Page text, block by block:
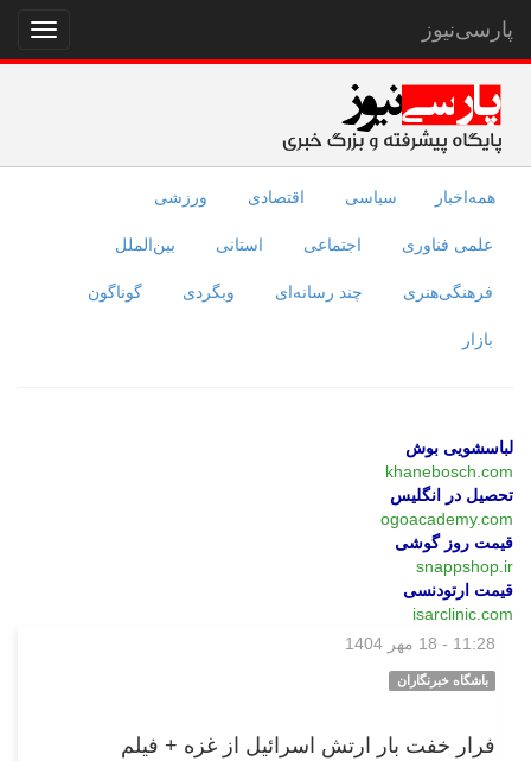
نمایش
منو
پارسی‌نیوز
همه‌اخبار سیاسی اقتصادی ورزشی
علمی فناوری اجتماعی استانی بین‌الملل
فرهنگی‌هنری چند رسانه‌ای وبگردی گوناگون
بازار
لباسشویی بوش
khanebosch.com
تحصیل در انگلیس
ogoacademy.com
قیمت روز گوشی
snappshop.ir
قیمت ارتودنسی
isarclinic.com
11:28 - 18 مهر 1404
باشگاه خبرنگاران
فرار خفت بار ارتش اسرائیل از غزه + فیلم